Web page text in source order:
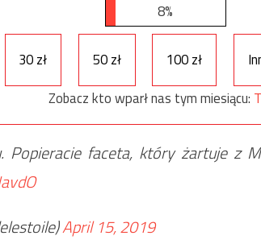
8%
30 zł 50 zł 100 zł
Zobacz kto wparł nas tym miesiącu:
Popieracie faceta, który żartuje z
April 15, 2019